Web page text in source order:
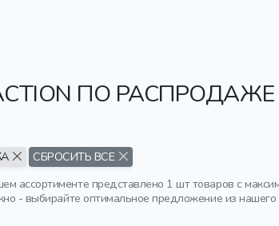
ПО РАСПРОДАЖЕ
СБРОСИТЬ ВСЕ
ассортименте представлено 1 шт товаров с
- выбирайте оптимальное предложение из нашего